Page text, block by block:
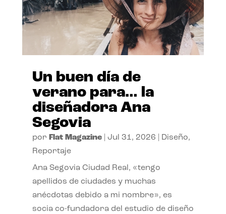
Un buen día de
verano para… la
diseñadora Ana
Segovia
por Flat Magazine| Jul 31, 2026 Diseño,
Reportaje
Ana Segovia Ciudad Real, «tengo
apellidos de ciudades y muchas
anécdotas debido a mi nombre», es
socia co-fundadora del estudio de diseño